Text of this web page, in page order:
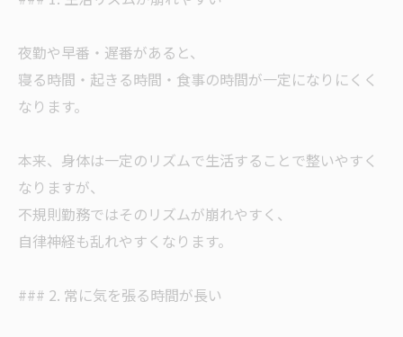
夜勤や早番・遅番があると、
寝る時間・起きる時間・食事の時間が一定になりにくく
なります。
本来、身体は一定のリズムで生活することで整いやすく
なりますが、
不規則勤務ではそのリズムが崩れやすく、
自律神経も乱れやすくなります。
### 2. 常に気を張る時間が長い